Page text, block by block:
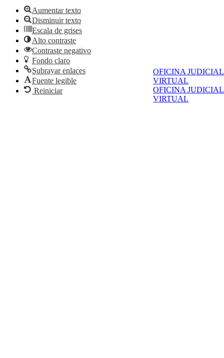
OFICINA JUDICIAL
VIRTUAL
OFICINA JUDICIAL
VIRTUAL
Aumentar texto
Disminuir texto
Escala de grises
Alto contraste
Contraste negativo
Fondo claro
Subrayar enlaces
Fuente legible
Reiniciar